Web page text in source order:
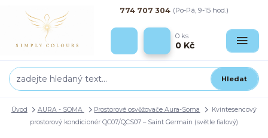
Hledat
774 707 304 (Po-Pá, 9-15 hod.)
0 ks
0 Kč
Úvod AURA - SOMA Prostorové osvěžovače Aura-Soma
Kvintesencový
prostorový kondicionér QC07/QCS07 – Saint Germain (světle fialový)